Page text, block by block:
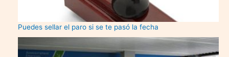
Puedes sellar el paro si se te pasó la fecha